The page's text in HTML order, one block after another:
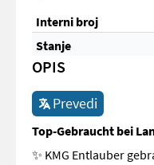
Interni broj
Stanje
OPIS
Prevedi
Top-Gebraucht bei
✨ KMG Entlauber